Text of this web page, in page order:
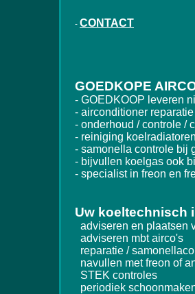
- CONTACT
GOEDKOPE
- GOEDKOOP leveren
- airconditioner
- onderhoud / controle /
- reiniging
- samonella controle bij
- bijvullen koelgas ook
- specialist in freon en
Uw koeltechnisch
adviseren en plaatsen
adviseren mbt airco's
reparatie /
navullen met freon of
STEK controles
periodiek